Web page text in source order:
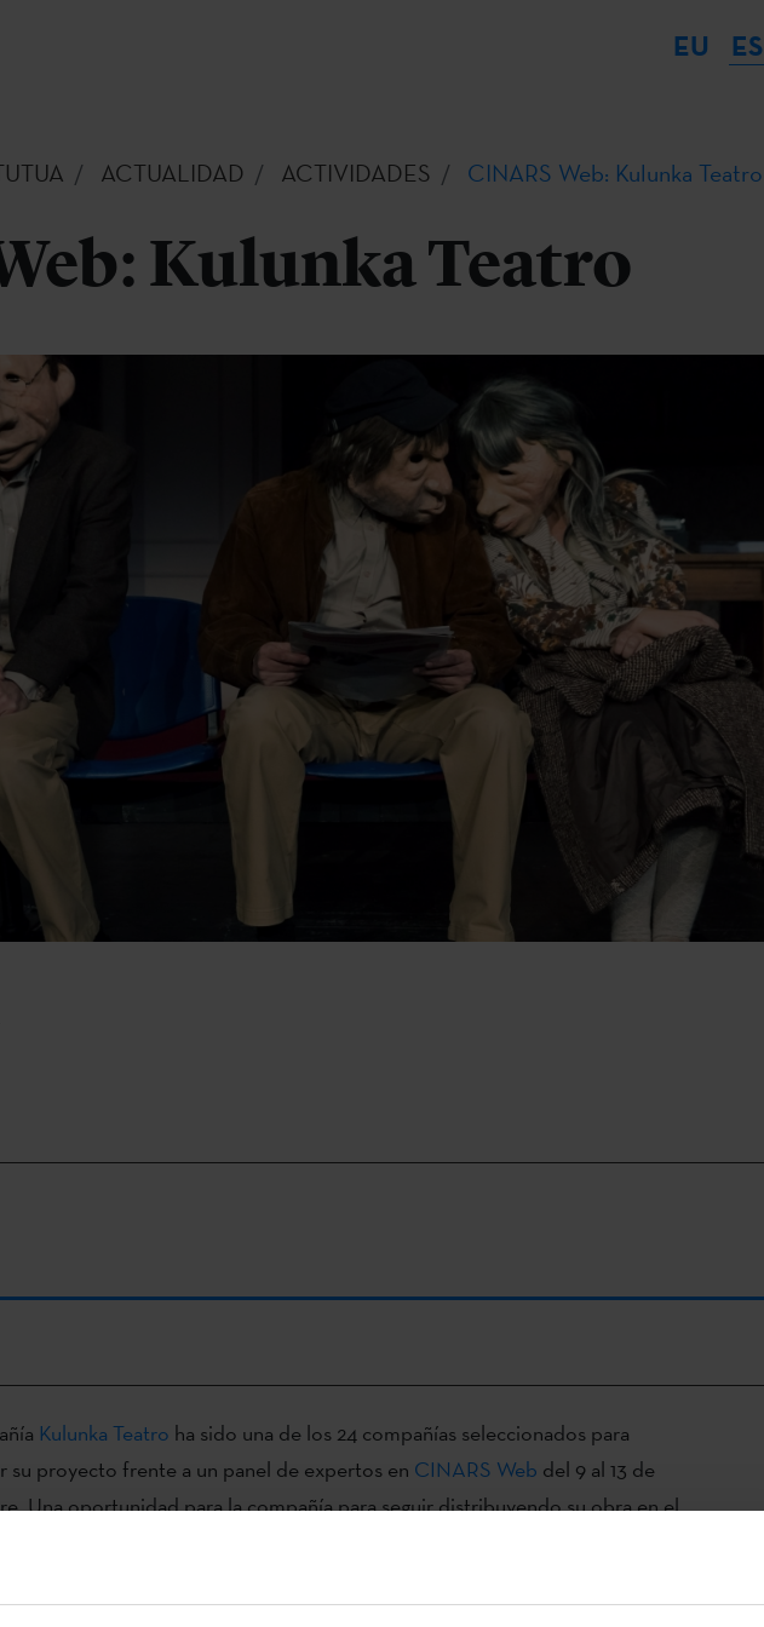
EU ES
ACTUALIDAD ACTIVIDADES CINARS Web: Kulunka Teatro
Kulunka Teatro
Kulunka Teatro ha sido una de los 24 compañías seleccionados para
su proyecto frente a un panel de expertos en CINARS Web del 9 al 13 de
Una oportunidad para la compañía para seguir distribuyendo su obra en el
depitchingestán divididas en cuatro jornadas, con la presentación de 6